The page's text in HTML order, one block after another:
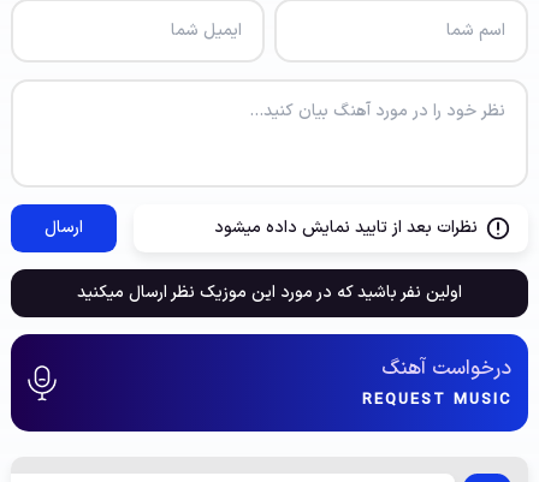
نظرات بعد از تایید نمایش داده میشود ارسال
اولین نفر باشید که در مورد این موزیک نظر ارسال میکنید
درخواست آهنگ
REQUEST MUSIC